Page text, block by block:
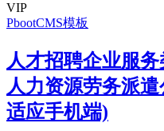
VIP
PbootCMS模板
人才招聘企业服
人力资源劳务派
适应手机端)